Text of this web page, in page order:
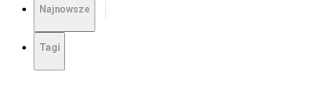
Najnowsze
Tagi